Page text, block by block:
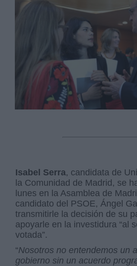
Isabel Serra, candidata de
la Comunidad de Madrid, se
lunes en la Asamblea de
candidato del PSOE, Ángel
transmitirle la decisión de su
apoyarle en la investidura “al
votada”.
“Nosotros no entendemos un
gobierno sin un acuerdo